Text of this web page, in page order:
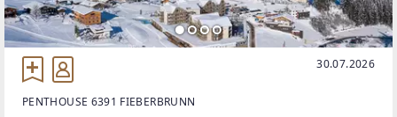
30.07.2026
PENTHOUSE 6391 FIEBERBRUNN